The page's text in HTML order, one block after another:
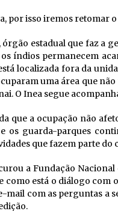
por isso iremos retomar
órgão estadual que faz a
índios permanecem
localizada fora da
uma área que
O Inea segue
que a ocupação não
os guarda-parques
que fazem parte do
a Fundação
como está o diálogo com
mail com as perguntas a